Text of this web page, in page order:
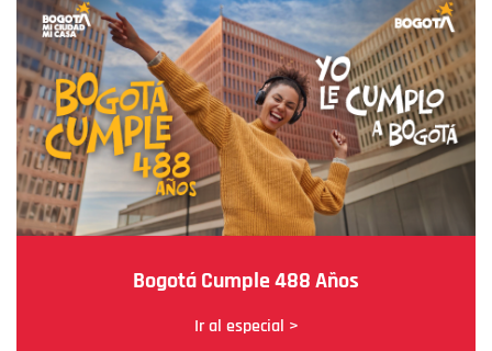
Bogotá Cumple 488 Años
Ir al especial >